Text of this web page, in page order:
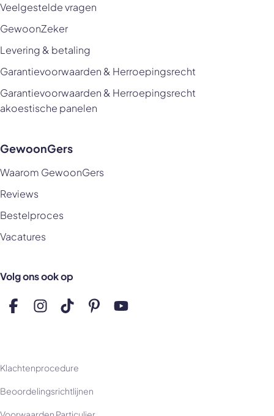
Veelgestelde vragen
GewoonZeker
Levering & betaling
Garantievoorwaarden & Herroepingsrecht
Garantievoorwaarden & Herroepingsrecht
akoestische panelen
GewoonGers
Waarom GewoonGers
Reviews
Bestelproces
Vacatures
Volg ons ook op
Volg ons op Facebook
Volg ons op Instagram
Volg ons op TikTok
Volg ons op Pinterest
Volg ons op YouTube
Klachtenprocedure
Beoordelingsrichtlijnen